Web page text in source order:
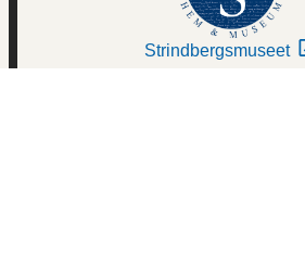
Strindbergsmuseet